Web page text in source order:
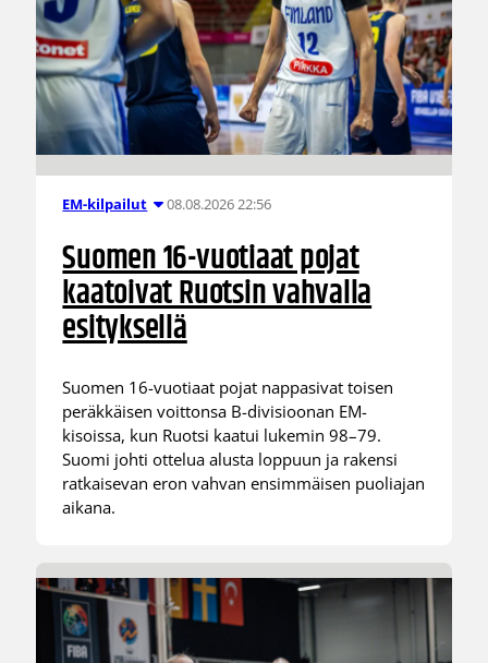
EM-kilpailut 08.08.2026 22:56
Suomen 16-vuotiaat pojat
kaatoivat Ruotsin vahvalla
esityksellä
Suomen 16-vuotiaat pojat nappasivat toisen
peräkkäisen voittonsa B-divisioonan EM-
kisoissa, kun Ruotsi kaatui lukemin 98–79.
Suomi johti ottelua alusta loppuun ja rakensi
ratkaisevan eron vahvan ensimmäisen puoliajan
aikana.